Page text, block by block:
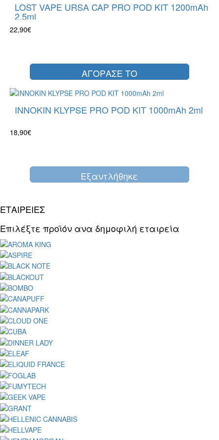
LOST VAPE URSA CAP PRO POD KIT 1200mAh
2.5ml
22,90€
ΑΓΟΡΑΣΕ ΤΟ
INNOKIN KLYPSE PRO POD KIT 1000mAh 2ml
18,90€
Eξαντλήθηκε
ΕΤΑΙΡΕΙΕΣ
Επιλέξτε προϊόν ανα δημοφιλή εταιρεία